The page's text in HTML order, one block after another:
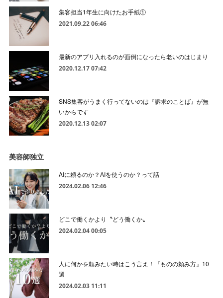
集客担当1年生に向けたお手紙①
2021.09.22 06:46
最新のアプリ入れるのが面倒になったら老いのはじまり
2020.12.17 07:42
SNS集客がうまく行ってないのは『訴求のことば』が無
いからです
2020.12.13 02:07
美容師独立
AIに頼るのか？AIを使うのか？って話
2024.02.06 12:46
どこで働くかより〝どう働くか〟
2024.02.04 00:05
人に何かを頼みたい時はこう言え！『ものの頼み方』10
選
2024.02.03 11:11